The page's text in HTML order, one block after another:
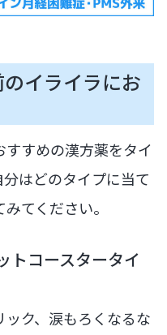
のイライラにお
すめの漢方薬をタイ
はどのタイプに当て
てください。
トコースタータイ
ク、涙もろくなるな